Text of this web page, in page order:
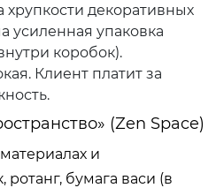
хрупкости декоративных
усиленная упаковка
коробок).
Клиент платит за
(Zen Space)
и
ротанг, бумага васи (в